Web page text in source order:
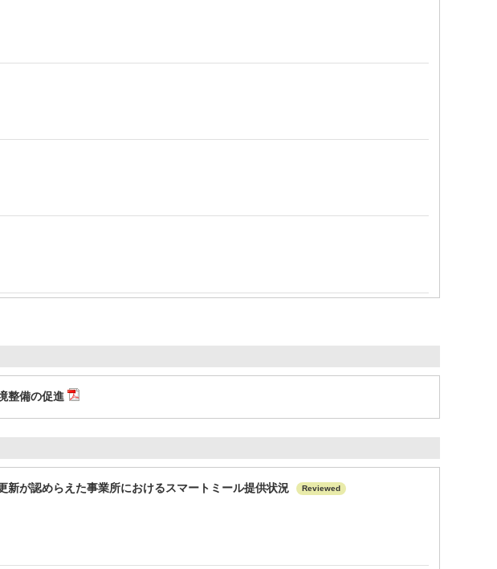
整備の促進
新が認めらえた事業所におけるスマートミール提供状況 Reviewed